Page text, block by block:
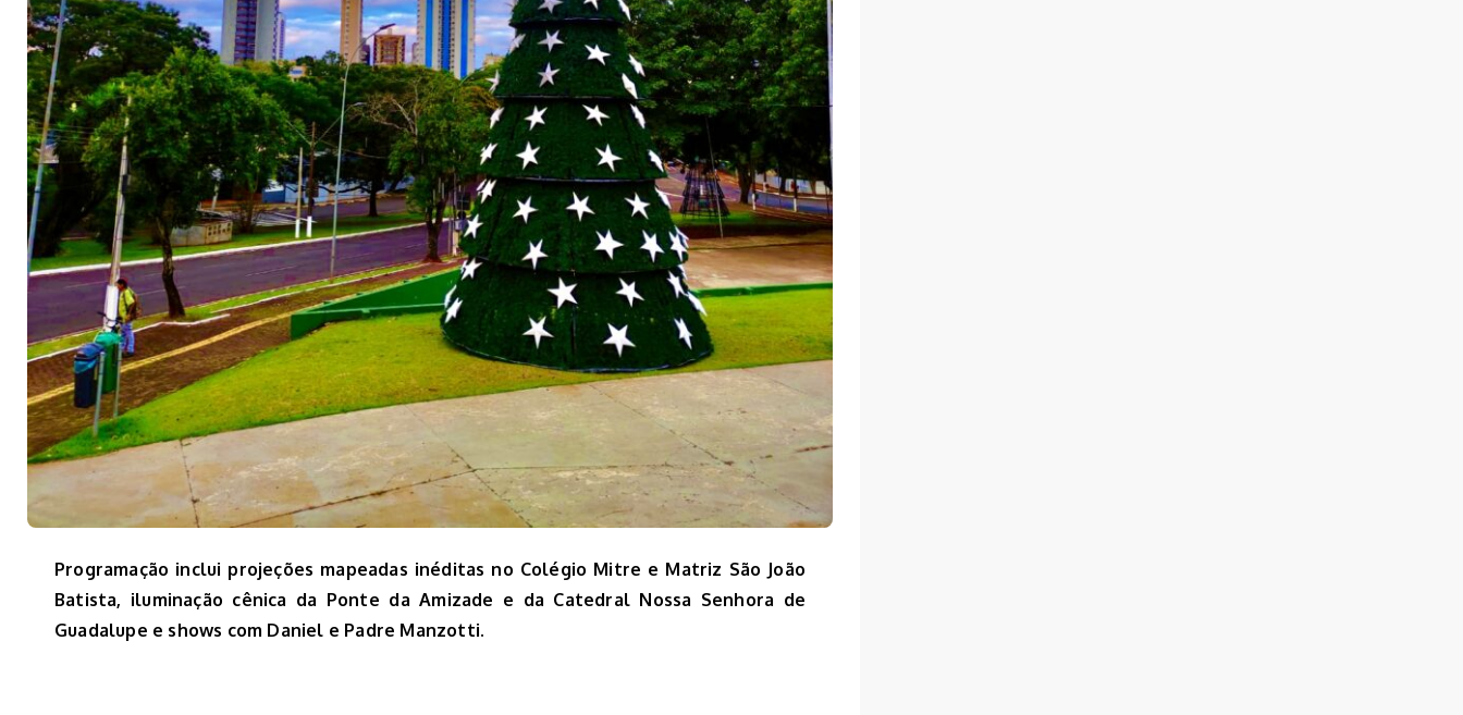
Programação inclui projeções mapeadas inéditas no Colégio Mitre e Matriz São João
Batista, iluminação cênica da Ponte da Amizade e da Catedral Nossa Senhora de
Guadalupe e shows com Daniel e Padre Manzotti.